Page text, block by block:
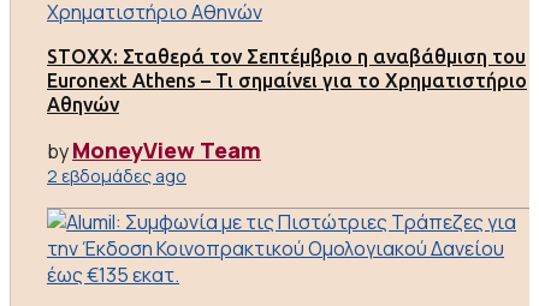
STOXX: Σταθερά τον Σεπτέμβριο η αναβάθμιση του
Euronext Athens – Τι σημαίνει για το Χρηματιστήριο
Αθηνών
byMoneyView Team
2 εβδομάδες ago